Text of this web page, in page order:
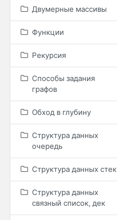
Двумерные массивы
Функции
Рекурсия
Способы задания
графов
Обход в глубину
Структура данных
очередь
Структура данных стек
Структура данных
связный список, дек